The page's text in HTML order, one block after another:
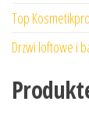
Top
Drzwi loftowe i